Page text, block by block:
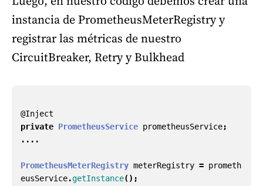
instancia de PrometheusMeterRegistry y
registrar las métricas de nuestro
CircuitBreaker, Retry y Bulkhead
@Inject
private PrometheusService prometheusService;
....
PrometheusMeterRegistry meterRegistry = prometh
eusService.getInstance();